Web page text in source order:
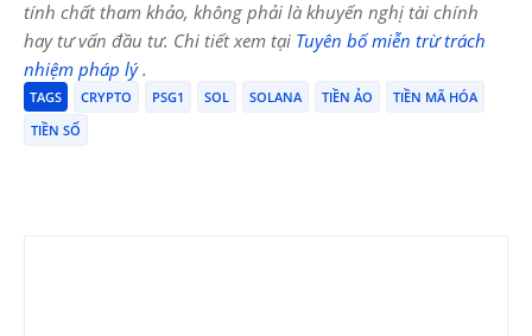
tính chất tham khảo, không phải là khuyến nghị tài chính
hay tư vấn đầu tư. Chi tiết xem tại Tuyên bố miễn trừ trách
nhiệm pháp lý.
TAGS CRYPTO PSG1 SOL SOLANA TIỀN ẢO
TIỀN MÃ HÓA
TIỀN SỐ